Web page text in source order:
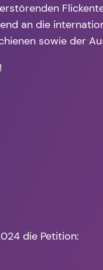
an die
sowie der
die Petition: